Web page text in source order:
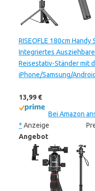
RISEOFLE 180cm
Integriertes
Reisestativ-Ständer mit
iPhone/Samsung/
13,99 €
Bei Amazon
* Anzeige
Angebot